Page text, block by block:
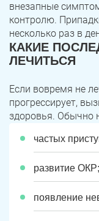
внезапные
контролю.
несколько раз в
КАКИЕ
ЛЕЧИТЬСЯ
Если вовремя не
прогрессирует,
здоровья. Обычно
частых
развитие ОКР;
появление